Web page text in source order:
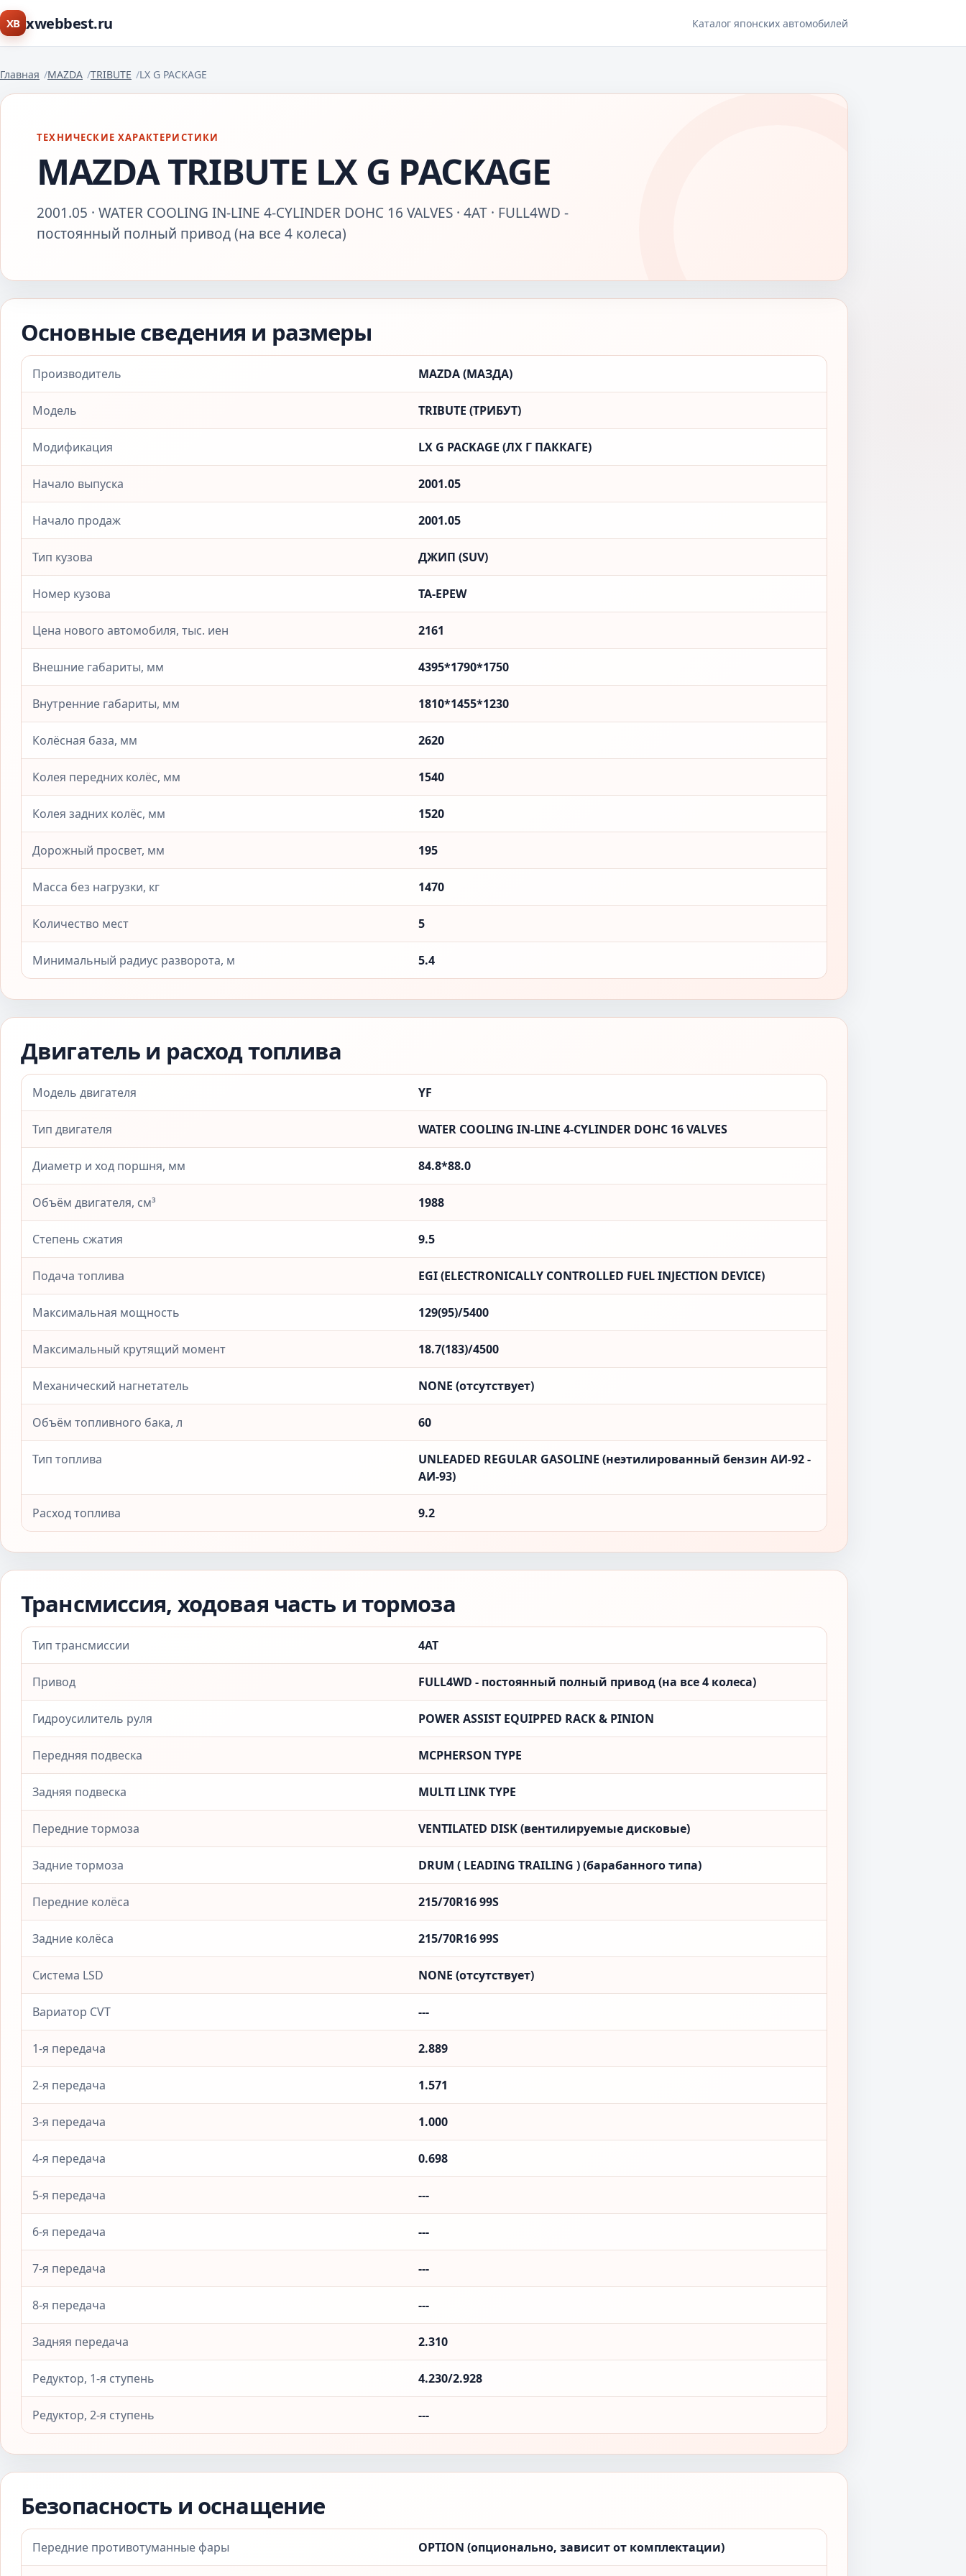
XB xwebbest.ru Каталог японских автомобилей
Главная MAZDA TRIBUTE LX G PACKAGE
ТЕХНИЧЕСКИЕ ХАРАКТЕРИСТИКИ
MAZDA TRIBUTE LX G PACKAGE
2001.05 · WATER COOLING IN-LINE 4-CYLINDER DOHC 16 VALVES · 4AT · FULL4WD -
постоянный полный привод (на все 4 колеса)
Основные сведения и размеры
Производитель MAZDA (МАЗДА)
Модель TRIBUTE (ТРИБУТ)
Модификация LX G PACKAGE (ЛX Г ПАККАГЕ)
Начало выпуска 2001.05
Начало продаж 2001.05
Тип кузова ДЖИП (SUV)
Номер кузова TA-EPEW
Цена нового автомобиля, тыс. иен 2161
Внешние габариты, мм 4395*1790*1750
Внутренние габариты, мм 1810*1455*1230
Колёсная база, мм 2620
Колея передних колёс, мм 1540
Колея задних колёс, мм 1520
Дорожный просвет, мм 195
Масса без нагрузки, кг 1470
Количество мест 5
Минимальный радиус разворота, м 5.4
Двигатель и расход топлива
Модель двигателя YF
Тип двигателя WATER COOLING IN-LINE 4-CYLINDER DOHC 16 VALVES
Диаметр и ход поршня, мм 84.8*88.0
Объём двигателя, см³ 1988
Степень сжатия 9.5
Подача топлива EGI (ELECTRONICALLY CONTROLLED FUEL INJECTION DEVICE)
Максимальная мощность 129(95)/5400
Максимальный крутящий момент 18.7(183)/4500
Механический нагнетатель NONE (отсутствует)
Объём топливного бака, л 60
Тип топлива
UNLEADED REGULAR GASOLINE (неэтилированный бензин АИ-92 -
АИ-93)
Расход топлива 9.2
Трансмиссия, ходовая часть и тормоза
Тип трансмиссии 4AT
Привод FULL4WD - постоянный полный привод (на все 4 колеса)
Гидроусилитель руля POWER ASSIST EQUIPPED RACK & PINION
Передняя подвеска MCPHERSON TYPE
Задняя подвеска MULTI LINK TYPE
Передние тормоза VENTILATED DISK (вентилируемые дисковые)
Задние тормоза DRUM ( LEADING TRAILING ) (барабанного типа)
Передние колёса 215/70R16 99S
Задние колёса 215/70R16 99S
Система LSD NONE (отсутствует)
Вариатор CVT ---
1-я передача 2.889
2-я передача 1.571
3-я передача 1.000
4-я передача 0.698
5-я передача ---
6-я передача ---
7-я передача ---
8-я передача ---
Задняя передача 2.310
Редуктор, 1-я ступень 4.230/2.928
Редуктор, 2-я ступень ---
Безопасность и оснащение
Передние противотуманные фары OPTION (опционально, зависит от комплектации)